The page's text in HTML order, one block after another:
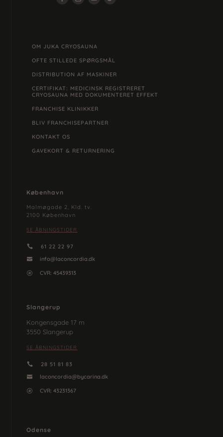
OM JUKA CRYOSAUNA
OFTE STILLEDE SPØRGSMÅL
DISTRIBUTION AF MASKINER
CERTIFIKAT: MEDICINSK REGISTRERET
CRYOSAUNA MED DOKUMENTERET EFFEKT
FRANCHISE KLINIKKER
BLIV FRANCHISEPARTNER
KONTAKT OS
GAVEKORT & RETURNERING
København
Malmøgade 2, Kld. tv.
2100 København
SE ÅBNINGSTIDER
 61 22 22 97
 info@laconcordia.dk
 CVR: 45439313
Slangerup
Kongensgade 17 m
3550 Slangerup
SE ÅBNINGSTIDER
 28 51 81 83
 laconcordia@bycarina.dk
 CVR: 43231367
Odense